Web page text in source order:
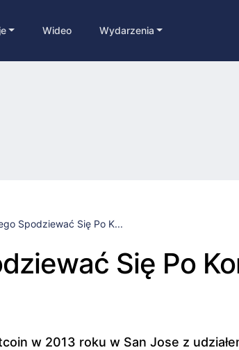
Wideo Wydarzenia
Spodziewać Się Po K...
Się Po
w 2013 roku w San Jose z